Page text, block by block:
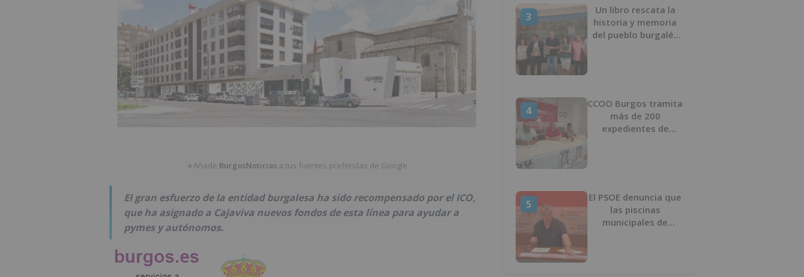
★Añade BurgosNoticias a tus fuentes preferidas de Google
El gran esfuerzo de la entidad burgalesa ha sido recompensado por el ICO,
que ha asignado a Cajaviva nuevos fondos de esta línea para ayudar a
pymes y autónomos.
3
Un libro rescata la
historia y memoria
del pueblo burgalés
4
CCOO Burgos tramita
más de 200
expedientes de
5
El PSOE denuncia que
las piscinas
municipales de